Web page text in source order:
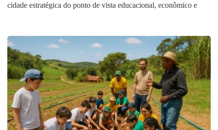
cidade estratégica do ponto de vista educacional, econômico e